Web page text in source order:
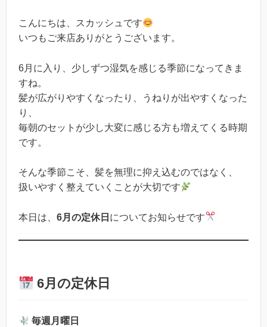
こんにちは、スカッシュです
いつもご来店ありがとうございます。
6月に入り、少しずつ湿気を感じる季節になってきま
すね。
髪が広がりやすくなったり、うねりが出やすくなった
り、
毎朝のセットが少し大変に感じる方も増えてくる時期
です。
そんな季節こそ、髪を無理に抑え込むのではなく、
扱いやすく整えていくことが大切です
本日は、 6月の定休日 についてお知らせです
6月の定休日
毎週月曜日